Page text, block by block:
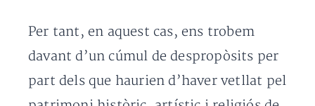
Per tant, en aquest cas, ens trobem
davant d’un cúmul de despropòsits per
part dels que haurien d’haver vetllat pel